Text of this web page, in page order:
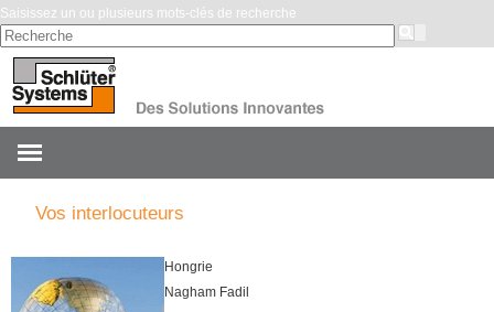
Saisissez un ou plusieurs mots-clés de recherche
Vos interlocuteurs
Hongrie
Nagham Fadil